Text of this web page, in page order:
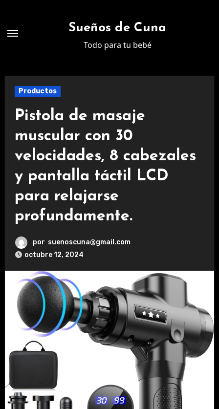
contenido
Sueños de Cuna
Todo para tu bebé
Productos
Pistola de masaje
muscular con 30
velocidades, 8 cabezales
y pantalla táctil LCD
para relajarse
profundamente.
por suenoscuna@gmail.com
octubre 12, 2024